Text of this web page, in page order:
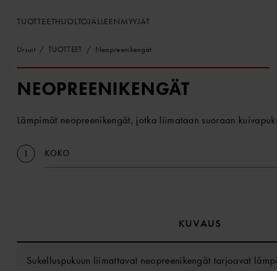
TUOTTEETHUOLTOJÄLLEENMYYJÄT
Ursuit TUOTTEET Neopreenikengät
NEOPREENIKENGÄT
Lämpimät neopreenikengät, jotka liimataan suoraan
1 KOKO
KUVAUS
Sukelluspukuun liimattavat neopreenikengät tarjoavat